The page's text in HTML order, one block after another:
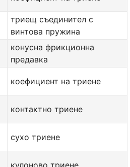
триещ съединител с
винтова пружина
конусна фрикционна
предавка
коефициент на триене
контактно триене
сухо триене
кулоново триене